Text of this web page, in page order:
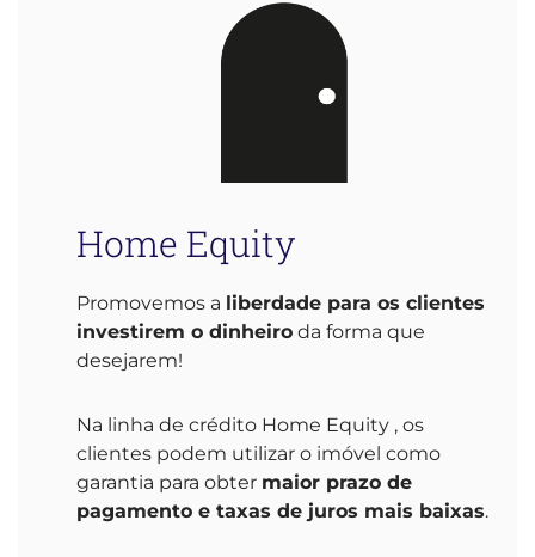
Home Equity
Promovemos a liberdade para os clientes
investirem o dinheiro da forma que
desejarem!
Na linha de crédito Home Equity , os
clientes podem utilizar o imóvel como
garantia para obter maior prazo de
pagamento e taxas de juros mais baixas.